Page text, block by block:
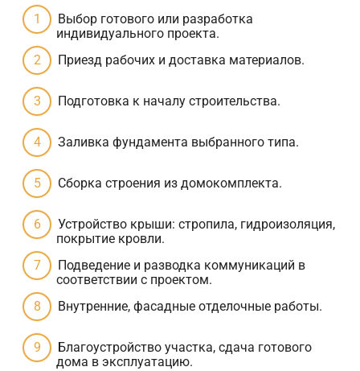
Выбор готового или разработка
индивидуального проекта.
Приезд рабочих и доставка материалов.
Подготовка к началу строительства.
Заливка фундамента выбранного типа.
Сборка строения из домокомплекта.
Устройство крыши: стропила, гидроизоляция,
покрытие кровли.
Подведение и разводка коммуникаций в
соответствии с проектом.
Внутренние, фасадные отделочные работы.
Благоустройство участка, сдача готового
дома в эксплуатацию.